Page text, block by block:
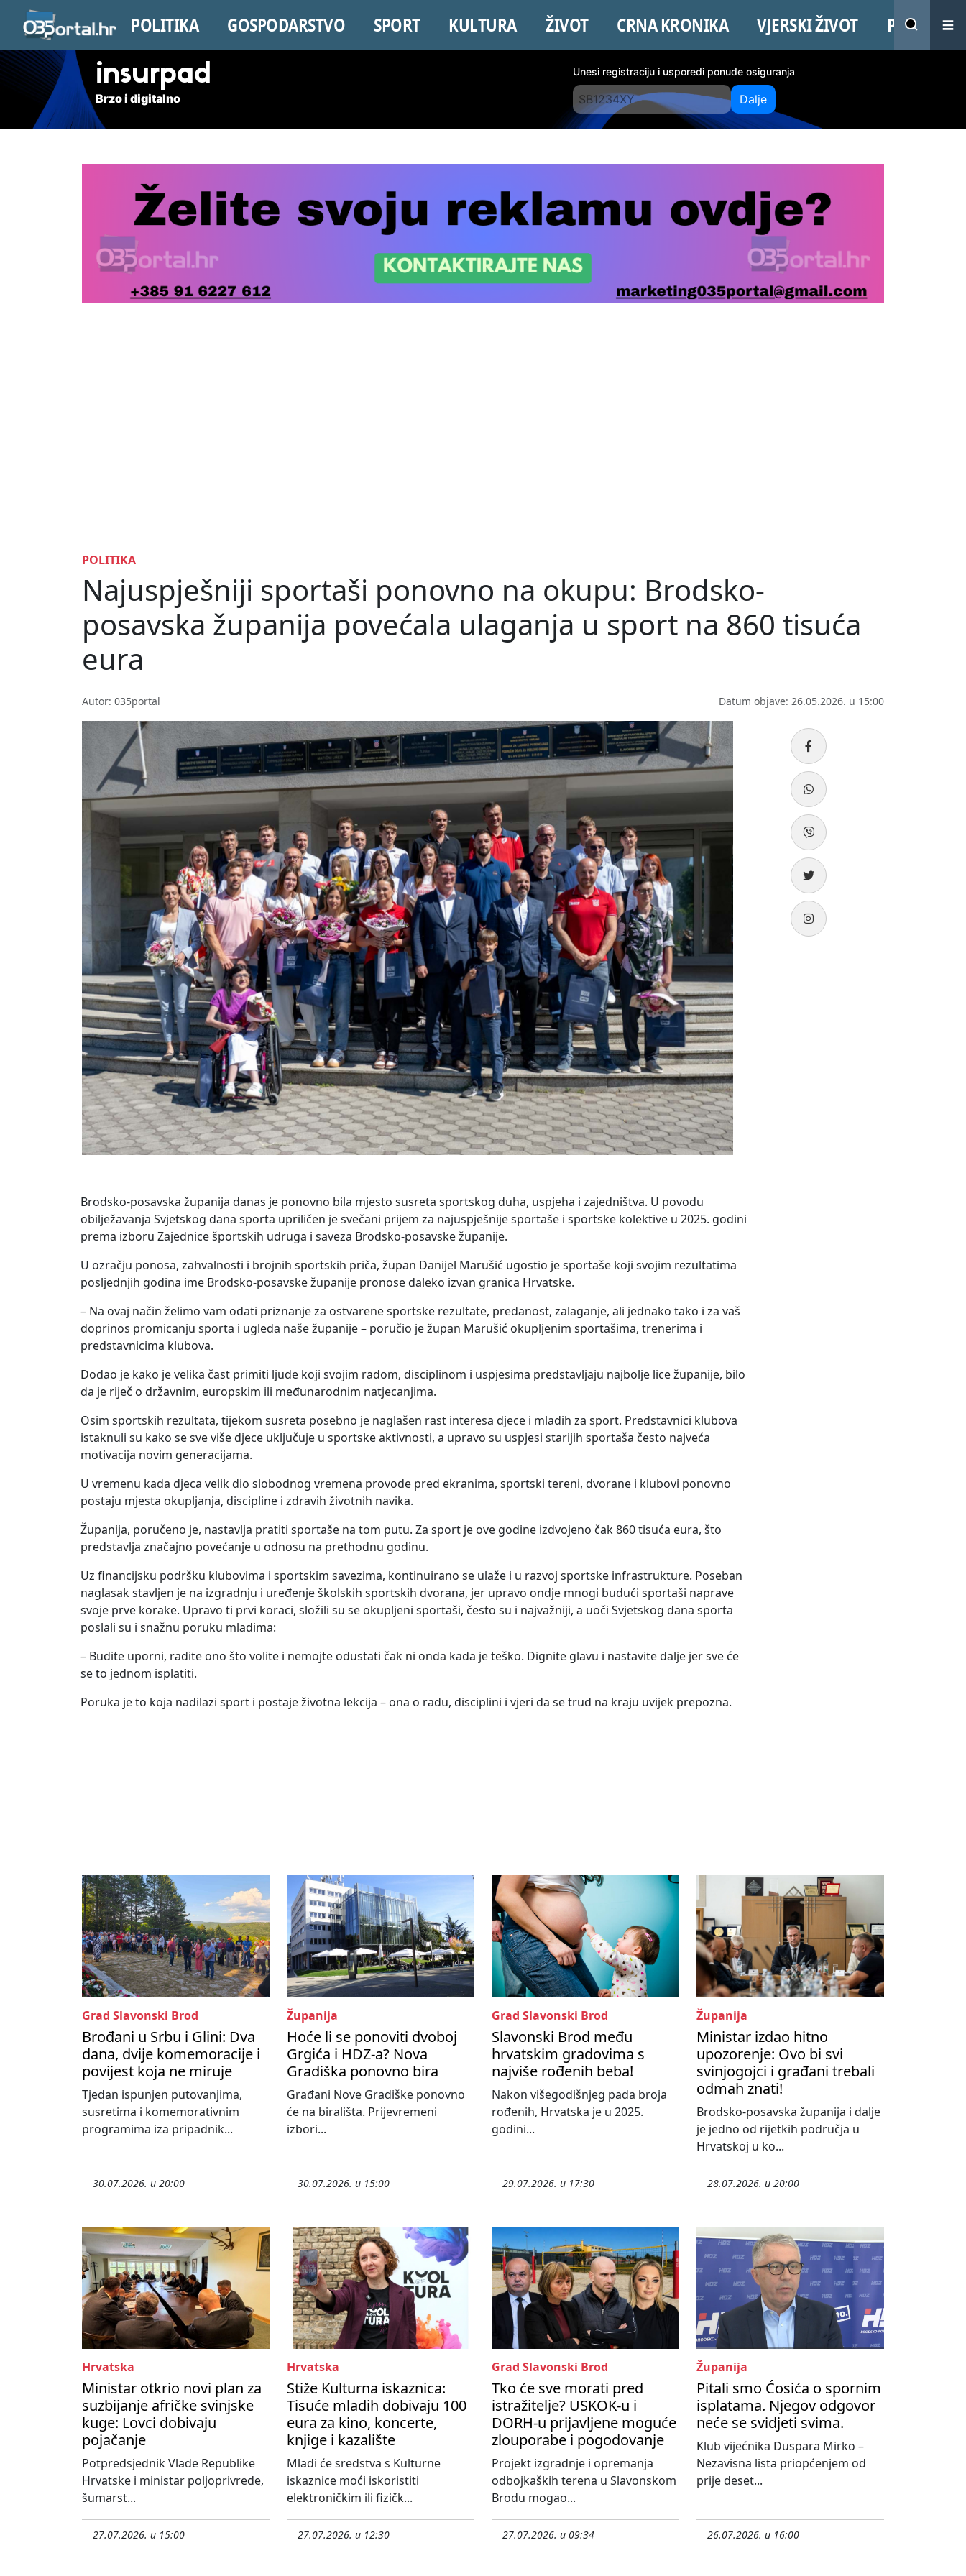
POLITIKA GOSPODARSTVO SPORT KULTURA ŽIVOT CRNA KRONIKA VJERSKI ŽIVOT PROMO
insurpad
Brzo i digitalno
Unesi registraciju i usporedi ponude osiguranja
Dalje
POLITIKA
Najuspješniji sportaši ponovno na okupu: Brodsko-
posavska županija povećala ulaganja u sport na 860 tisuća
eura
Autor: 035portal Datum objave: 26.05.2026. u 15:00
Brodsko-posavska županija danas je ponovno bila mjesto susreta sportskog duha, uspjeha i zajedništva. U povodu
obilježavanja Svjetskog dana sporta upriličen je svečani prijem za najuspješnije sportaše i sportske kolektive u 2025. godini
prema izboru Zajednice športskih udruga i saveza Brodsko-posavske županije.
U ozračju ponosa, zahvalnosti i brojnih sportskih priča, župan Danijel Marušić ugostio je sportaše koji svojim rezultatima
posljednjih godina ime Brodsko-posavske županije pronose daleko izvan granica Hrvatske.
– Na ovaj način želimo vam odati priznanje za ostvarene sportske rezultate, predanost, zalaganje, ali jednako tako i za vaš
doprinos promicanju sporta i ugleda naše županije – poručio je župan Marušić okupljenim sportašima, trenerima i
predstavnicima klubova.
Dodao je kako je velika čast primiti ljude koji svojim radom, disciplinom i uspjesima predstavljaju najbolje lice županije, bilo
da je riječ o državnim, europskim ili međunarodnim natjecanjima.
Osim sportskih rezultata, tijekom susreta posebno je naglašen rast interesa djece i mladih za sport. Predstavnici klubova
istaknuli su kako se sve više djece uključuje u sportske aktivnosti, a upravo su uspjesi starijih sportaša često najveća
motivacija novim generacijama.
U vremenu kada djeca velik dio slobodnog vremena provode pred ekranima, sportski tereni, dvorane i klubovi ponovno
postaju mjesta okupljanja, discipline i zdravih životnih navika.
Županija, poručeno je, nastavlja pratiti sportaše na tom putu. Za sport je ove godine izdvojeno čak 860 tisuća eura, što
predstavlja značajno povećanje u odnosu na prethodnu godinu.
Uz financijsku podršku klubovima i sportskim savezima, kontinuirano se ulaže i u razvoj sportske infrastrukture. Poseban
naglasak stavljen je na izgradnju i uređenje školskih sportskih dvorana, jer upravo ondje mnogi budući sportaši naprave
svoje prve korake. Upravo ti prvi koraci, složili su se okupljeni sportaši, često su i najvažniji, a uoči Svjetskog dana sporta
poslali su i snažnu poruku mladima:
– Budite uporni, radite ono što volite i nemojte odustati čak ni onda kada je teško. Dignite glavu i nastavite dalje jer sve će
se to jednom isplatiti.
Poruka je to koja nadilazi sport i postaje životna lekcija – ona o radu, disciplini i vjeri da se trud na kraju uvijek prepozna.
Grad Slavonski Brod
Brođani u Srbu i Glini: Dva
dana, dvije komemoracije i
povijest koja ne miruje
Tjedan ispunjen putovanjima,
susretima i komemorativnim
programima iza pripadnik...
30.07.2026. u 20:00
Županija
Hoće li se ponoviti dvoboj
Grgića i HDZ-a? Nova
Gradiška ponovno bira
Građani Nove Gradiške ponovno
će na birališta. Prijevremeni
izbori...
30.07.2026. u 15:00
Grad Slavonski Brod
Slavonski Brod među
hrvatskim gradovima s
najviše rođenih beba!
Nakon višegodišnjeg pada broja
rođenih, Hrvatska je u 2025.
godini...
29.07.2026. u 17:30
Županija
Ministar izdao hitno
upozorenje: Ovo bi svi
svinjogojci i građani trebali
odmah znati!
Brodsko-posavska županija i dalje
je jedno od rijetkih područja u
Hrvatskoj u ko...
28.07.2026. u 20:00
Hrvatska
Ministar otkrio novi plan za
suzbijanje afričke svinjske
kuge: Lovci dobivaju
pojačanje
Potpredsjednik Vlade Republike
Hrvatske i ministar poljoprivrede,
šumarst...
27.07.2026. u 15:00
Hrvatska
Stiže Kulturna iskaznica:
Tisuće mladih dobivaju 100
eura za kino, koncerte,
knjige i kazalište
Mladi će sredstva s Kulturne
iskaznice moći iskoristiti
elektroničkim ili fizičk...
27.07.2026. u 12:30
Grad Slavonski Brod
Tko će sve morati pred
istražitelje? USKOK-u i
DORH-u prijavljene moguće
zlouporabe i pogodovanje
Projekt izgradnje i opremanja
odbojkaških terena u Slavonskom
Brodu mogao...
27.07.2026. u 09:34
Županija
Pitali smo Ćosića o spornim
isplatama. Njegov odgovor
neće se svidjeti svima.
Klub vijećnika Duspara Mirko –
Nezavisna lista priopćenjem od
prije deset...
26.07.2026. u 16:00